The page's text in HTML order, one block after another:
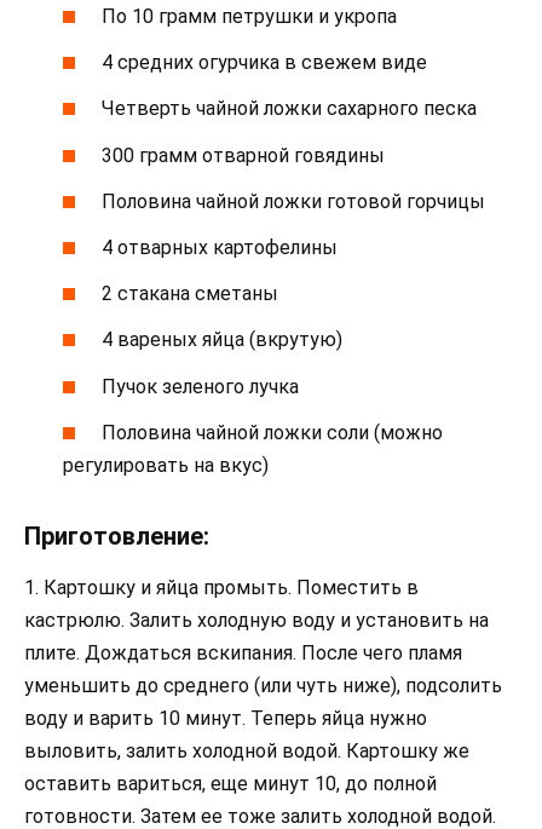
По 10 грамм петрушки и укропа
4 средних огурчика в свежем виде
Четверть чайной ложки сахарного песка
300 грамм отварной говядины
Половина чайной ложки готовой горчицы
4 отварных картофелины
2 стакана сметаны
4 вареных яйца (вкрутую)
Пучок зеленого лучка
Половина чайной ложки соли (можно
регулировать на вкус)
Приготовление:
1. Картошку и яйца промыть. Поместить в
кастрюлю. Залить холодную воду и установить на
плите. Дождаться вскипания. После чего пламя
уменьшить до среднего (или чуть ниже), подсолить
воду и варить 10 минут. Теперь яйца нужно
выловить, залить холодной водой. Картошку же
оставить вариться, еще минут 10, до полной
готовности. Затем ее тоже залить холодной водой.